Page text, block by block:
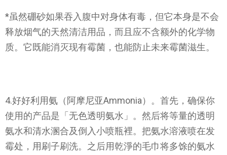
*虽然硼砂如果吞入腹中对身体有毒，但它本身是不会
释放烟气的天然清洁用品，而且应不含额外的化学物
质。它既能消灭现有霉菌，也能防止未来霉菌滋生。
4.好好利用氨（阿摩尼亚Ammonia）。首先，确保你
使用的产品是「无色透明氨水」。然后将等量的透明
氨水和清水溷合及倒入小喷瓶裡。把氨水溶液喷在发
霉处，用刷子刷洗。之后用乾淨的毛巾将多馀的氨水